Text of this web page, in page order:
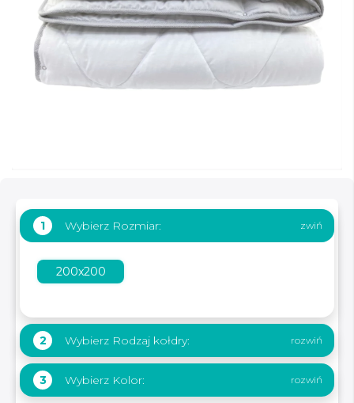
1 Wybierz Rozmiar:
200x200
2 Wybierz Rodzaj kołdry:
3 Wybierz Kolor: